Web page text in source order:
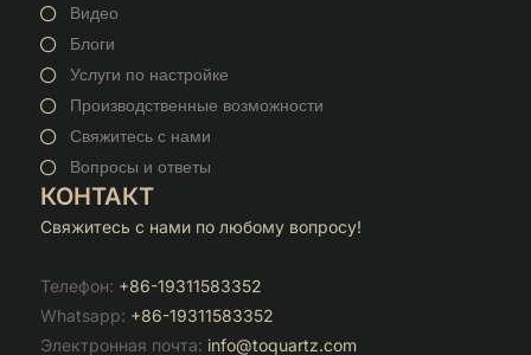
Видео
Блоги
Услуги по настройке
Производственные возможности
Свяжитесь с нами
Вопросы и ответы
КОНТАКТ
Свяжитесь с нами по любому вопросу!
Телефон: +86-19311583352
Whatsapp: +86-19311583352
Электронная почта: info@toquartz.com